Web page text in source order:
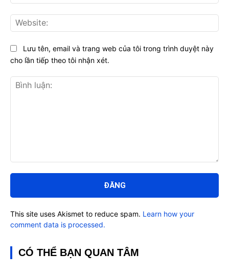
luận:
Lưu tên, email và trang web của tôi trong trình duyệt này
cho lần tiếp theo tôi nhận xét.
This site uses Akismet to reduce spam. Learn how your
comment data is processed.
CÓ THỂ BẠN QUAN TÂM